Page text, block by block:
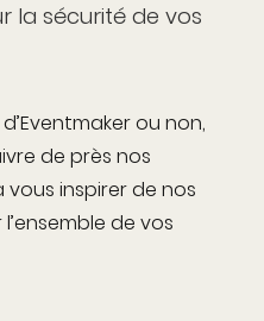
la sécurité de vos
ou non,
de près nos
inspirer de nos
de vos